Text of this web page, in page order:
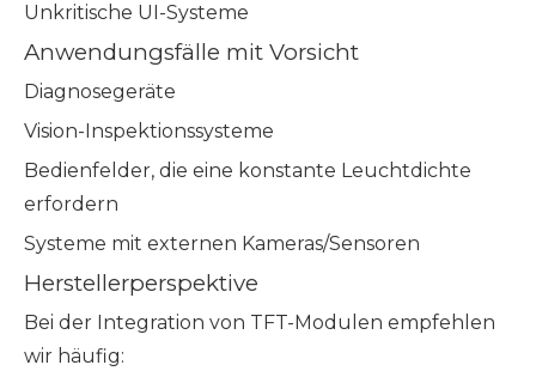
Unkritische UI-Systeme
Anwendungsfälle mit Vorsicht
Diagnosegeräte
Vision-Inspektionssysteme
Bedienfelder, die eine konstante Leuchtdichte
erfordern
Systeme mit externen Kameras/Sensoren
Herstellerperspektive
Bei der Integration von TFT-Modulen empfehlen
wir häufig: